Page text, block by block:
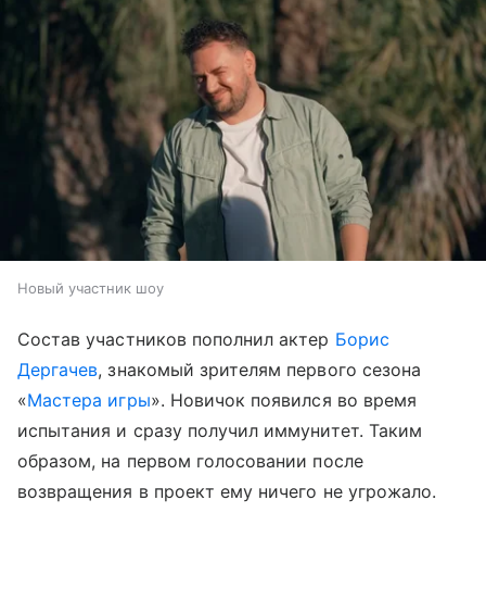
Новый участник шоу
Состав участников пополнил актер Борис
Дергачев, знакомый зрителям первого сезона
«Мастера игры». Новичок появился во время
испытания и сразу получил иммунитет. Таким
образом, на первом голосовании после
возвращения в проект ему ничего не угрожало.